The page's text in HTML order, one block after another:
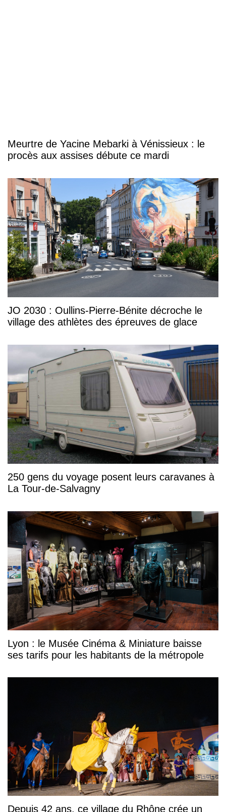
Meurtre de Yacine Mebarki à Vénissieux : le
procès aux assises débute ce mardi
JO 2030 : Oullins-Pierre-Bénite décroche le
village des athlètes des épreuves de glace
250 gens du voyage posent leurs caravanes à
La Tour-de-Salvagny
Lyon : le Musée Cinéma & Miniature baisse
ses tarifs pour les habitants de la métropole
Depuis 42 ans, ce village du Rhône crée un